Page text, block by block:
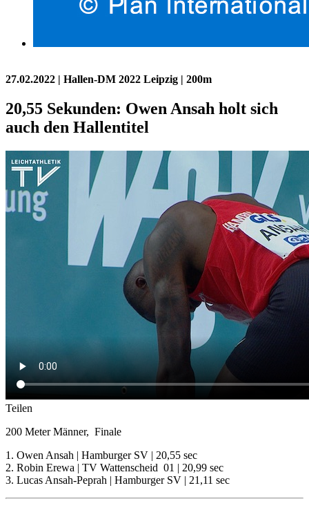
27.02.2022 | Hallen-DM 2022 Leipzig | 200m
20,55 Sekunden: Owen Ansah holt sich
auch den Hallentitel
Teilen
200 Meter Männer, Finale
1. Owen Ansah | Hamburger SV | 20,55 sec
2. Robin Erewa | TV Wattenscheid 01 | 20,99 sec
3. Lucas Ansah-Peprah | Hamburger SV | 21,11 sec